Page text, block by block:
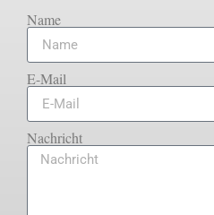
Name
E-Mail
Nachricht